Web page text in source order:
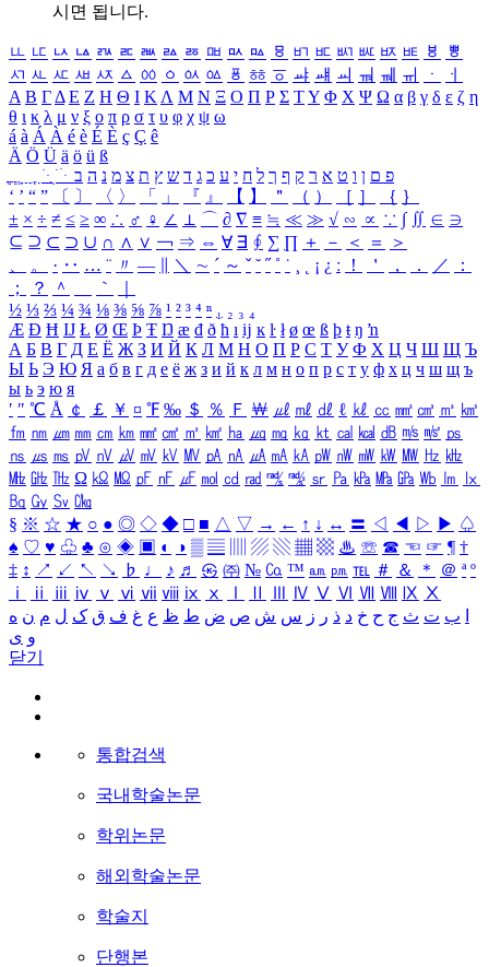
시면 됩니다.
ㅥ ㅦ ㅧ ㅨ ㅩ ㅪ ㅫ ㅬ ㅭ ㅮ ㅯ ㅰ ㅱ ㅲ ㅳ ㅴ ㅵ ㅶ ㅷ ㅸ
ㅹ
ㅺ ㅻ ㅼ ㅽ ㅾ ㅿ ㆀ ㆁ ㆂ ㆃ ㆄ ㆅ ㆆ ㆇ ㆈ ㆉ ㆊ ㆋ ㆌ ㆍ
ㆎ
Α Β ΓΔ Ε Ζ Η Θ Ι ΚΛ Μ Ν Ξ Ο Π Ρ Σ ΤΥ Φ Χ Ψ Ω α β γ δ ε ζ η
θ ι κ λ μ ν ξ ο π ρ σ τ υ φ χ ψ ω
á à Á À é è É È ç Ç ê
Ä Ö Ü ä ö ü ß
ִֶֹ ֻּ ׁׂ פ ם ן ו ט א ר ק ף ך ל ח י ע כ ג ד ש ץ ת צ מ נ ה ב
‘ ’ “ ” 〔 〕 〈 〉 「 」 『 』 【 】 ＂ （ ） ［ ］ ｛ ｝
± × ÷ ≠ ≤ ≥ ∞ ∴ ♂ ♀ ∠ ⊥ ⌒ ∂ ∇ ≡ ≒ ≪ ≫ √ ∽ ∝ ∵ ∫ ∬ ∈ ∋
⊆ ⊇ ⊂ ⊃ ∪ ∩ ∧ ∨ ￢ ⇒ ⇔ ∀ ∃ ∮ ∑ ∏ ＋ － ＜ ＝
＞
、
。 · ‥ … ¨ 〃 ― ＼ ∼ ´ ～ ˇ ˘ ˝ ˚ ˙ ¸ ¡ ¿ ː ！ ＇ ， ． ／
：
；
？ ＾ ｀
½ ⅓ ⅔ ¼ ¾ ⅛ ⅜ ⅝ ⅞ ¹ ² ³ ⁴ ⁿ ₁ ₂ ₃ ₄
Æ Ð Ħ Ĳ Ł Ø Œ Þ Ŧ Ŋ æ đ ð ħ ı ĳ ĸ ŀ ł ø œ ß þ ŧ ŋ ŉ
А Б В Г Д Е Ё Ж З И Й К Л М Н О П Р С Т У Ф Х Ц Ч Ш Щ Ъ
Ы Ь Э Ю Я а б в г д е ё ж з и й к л м н о п р с т у ф х ц ч ш щ ъ
ы ь э ю я
′ ″ ℃ Å ￠ ￡ ￥ ¤ ℉ ‰ ＄ ％ Ｆ ￦ ㎕ ㎖ ㎗ ℓ ㎘ ㏄ ㎣ ㎤ ㎥ ㎦
㎙ ㎚ ㎛ ㎜ ㎝ ㎞ ㎟ ㎠ ㎡ ㎢ ㏊ ㎍ ㎎ ㎏ ㏏ ㎈ ㎉ ㏈ ㎧ ㎨ ㎰
㎱ ㎲ ㎳ ㎴ ㎵ ㎶ ㎷ ㎸ ㎹ ㎀ ㎁ ㎂ ㎃ ㎄ ㎺ ㎻ ㎽ ㎾ ㎿ ㎐ ㎑
㎒ ㎓ ㎔ Ω ㏀ ㏁ ㎊ ㎋ ㎌ ㏖ ㏅ ㎭ ㎮ ㎯ ㏛ ㎩ ㎪ ㎫ ㎬ ㏝ ㏐
㏓
㏃ ㏉ ㏜ ㏆
§ ※ ☆ ★ ○ ● ◎ ◇ ◆ □ ■ △ ▽ → ← ↑ ↓ ↔ 〓 ◁ ◀ ▷ ▶ ♤
♠ ♡ ♥ ♧ ♣ ⊙ ◈ ▣ ◐ ◑ ▒ ▤ ▨ ▧ ▦ ▩ ♨ ☏ ☎ ☜ ☞ ¶ †
‡ ↕ ↗ ↙ ↖ ↘ ♭ ♩ ♪ ♬ ㉿ ㈜ № ㏇ ™ ㏂ ㏘ ℡ ＃ ＆ ＊ ＠ ª º
ⅰ
ⅱ ⅲ ⅳ ⅴ ⅵ ⅶ ⅷ ⅸ ⅹ Ⅳ Ⅴ Ⅵ Ⅶ Ⅷ Ⅸ Ⅹ
ب ت ث ج ح خ د ذ ر ز س ش ص ض ط ظ ع غ ف ق ک ل م ن ه
و ی
닫기
통합검색
국내학술논문
학위논문
해외학술논문
학술지
단행본